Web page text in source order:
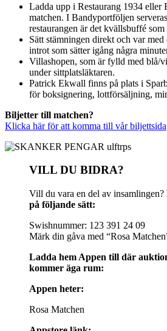
Ladda upp i Restaurang 1934 eller
matchen. I Bandyportföljen
restaurangen är det kvällsbuffé som
Sätt stämningen direkt och var
introt som sätter igång några
Villashopen, som är fylld med blå/
under sittplatsläktaren.
Patrick Ekwall finns på plats i
för boksignering, lottförsäljning,
Biljetter till matchen?
Klicka här för att komma till vår biljettsida
VILL DU BIDRA?
Vill du vara en del av insamlingen?
på följande sätt:
Swishnummer: 123 391 24 09
Märk din gåva med “Rosa
Ladda hem Appen till där
kommer äga rum:
Appen heter:
Rosa Matchen